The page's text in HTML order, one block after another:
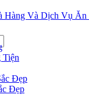
Hàng Và Dịch Vụ Ăn
Tiện
Đẹp
Đẹp